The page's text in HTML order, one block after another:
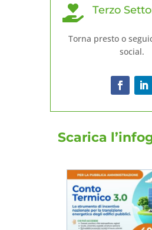
 Terzo
Torna presto o
social.
Scarica